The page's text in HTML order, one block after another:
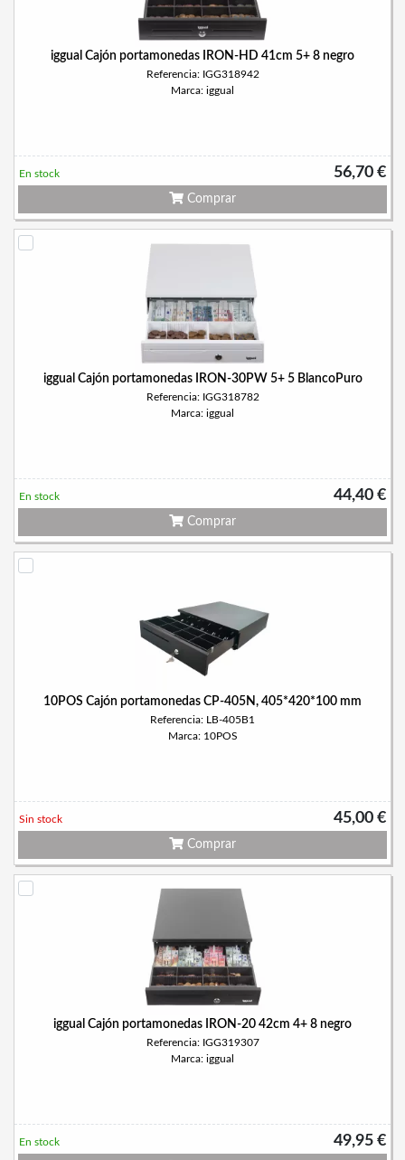
iggual Cajón portamonedas IRON-HD 41cm 5+ 8 negro
Referencia: IGG318942
Marca: iggual
56,70 €
En stock
Comprar
iggual Cajón portamonedas IRON-30PW 5+ 5 BlancoPuro
Referencia: IGG318782
Marca: iggual
44,40 €
En stock
Comprar
10POS Cajón portamonedas CP-405N, 405*420*100 mm
Referencia: LB-405B1
Marca: 10POS
45,00 €
Sin stock
Comprar
iggual Cajón portamonedas IRON-20 42cm 4+ 8 negro
Referencia: IGG319307
Marca: iggual
49,95 €
En stock